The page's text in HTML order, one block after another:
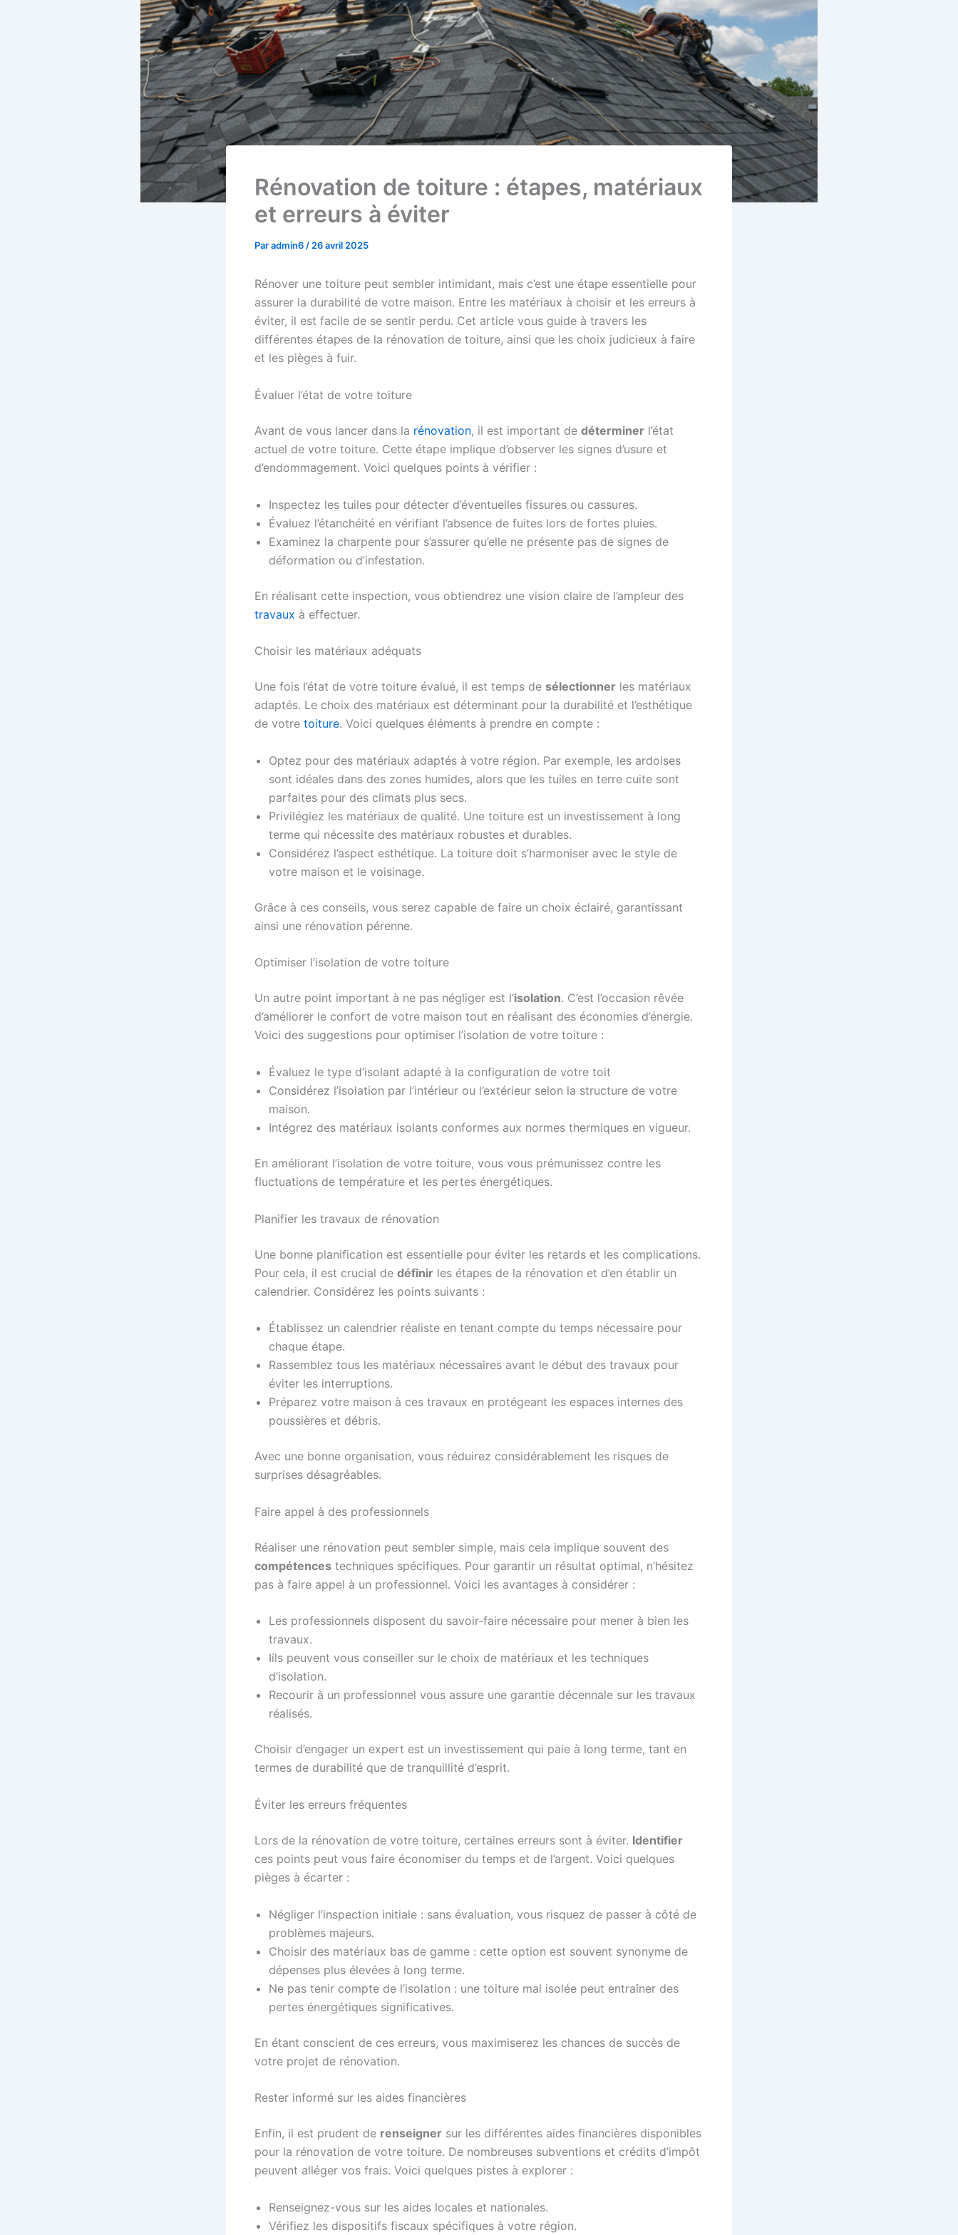
Rénovation de toiture : étapes, matériaux
et erreurs à éviter
Paradmin6/26 avril 2025
Rénover une toiture peut sembler intimidant, mais c’est une étape essentielle pour
assurer la durabilité de votre maison. Entre les matériaux à choisir et les erreurs à
éviter, il est facile de se sentir perdu. Cet article vous guide à travers les
différentes étapes de la rénovation de toiture, ainsi que les choix judicieux à faire
et les pièges à fuir.
Évaluer l’état de votre toiture
Avant de vous lancer dans la rénovation, il est important de déterminer l’état
actuel de votre toiture. Cette étape implique d’observer les signes d’usure et
d’endommagement. Voici quelques points à vérifier :
Inspectez les tuiles pour détecter d’éventuelles fissures ou cassures.
Évaluez l’étanchéité en vérifiant l’absence de fuites lors de fortes pluies.
Examinez la charpente pour s’assurer qu’elle ne présente pas de signes de
déformation ou d’infestation.
En réalisant cette inspection, vous obtiendrez une vision claire de l’ampleur des
travaux à effectuer.
Choisir les matériaux adéquats
Une fois l’état de votre toiture évalué, il est temps de sélectionner les matériaux
adaptés. Le choix des matériaux est déterminant pour la durabilité et l’esthétique
de votre toiture. Voici quelques éléments à prendre en compte :
Optez pour des matériaux adaptés à votre région. Par exemple, les ardoises
sont idéales dans des zones humides, alors que les tuiles en terre cuite sont
parfaites pour des climats plus secs.
Privilégiez les matériaux de qualité. Une toiture est un investissement à long
terme qui nécessite des matériaux robustes et durables.
Considérez l’aspect esthétique. La toiture doit s’harmoniser avec le style de
votre maison et le voisinage.
Grâce à ces conseils, vous serez capable de faire un choix éclairé, garantissant
ainsi une rénovation pérenne.
Optimiser l’isolation de votre toiture
Un autre point important à ne pas négliger est l’isolation. C’est l’occasion rêvée
d’améliorer le confort de votre maison tout en réalisant des économies d’énergie.
Voici des suggestions pour optimiser l’isolation de votre toiture :
Évaluez le type d’isolant adapté à la configuration de votre toit
Considérez l’isolation par l’intérieur ou l’extérieur selon la structure de votre
maison.
Intégrez des matériaux isolants conformes aux normes thermiques en vigueur.
En améliorant l’isolation de votre toiture, vous vous prémunissez contre les
fluctuations de température et les pertes énergétiques.
Planifier les travaux de rénovation
Une bonne planification est essentielle pour éviter les retards et les complications.
Pour cela, il est crucial de définir les étapes de la rénovation et d’en établir un
calendrier. Considérez les points suivants :
Établissez un calendrier réaliste en tenant compte du temps nécessaire pour
chaque étape.
Rassemblez tous les matériaux nécessaires avant le début des travaux pour
éviter les interruptions.
Préparez votre maison à ces travaux en protégeant les espaces internes des
poussières et débris.
Avec une bonne organisation, vous réduirez considérablement les risques de
surprises désagréables.
Faire appel à des professionnels
Réaliser une rénovation peut sembler simple, mais cela implique souvent des
compétences techniques spécifiques. Pour garantir un résultat optimal, n’hésitez
pas à faire appel à un professionnel. Voici les avantages à considérer :
Les professionnels disposent du savoir-faire nécessaire pour mener à bien les
travaux.
Iils peuvent vous conseiller sur le choix de matériaux et les techniques
d’isolation.
Recourir à un professionnel vous assure une garantie décennale sur les travaux
réalisés.
Choisir d’engager un expert est un investissement qui paie à long terme, tant en
termes de durabilité que de tranquillité d’esprit.
Éviter les erreurs fréquentes
Lors de la rénovation de votre toiture, certaines erreurs sont à éviter. Identifier
ces points peut vous faire économiser du temps et de l’argent. Voici quelques
pièges à écarter :
Négliger l’inspection initiale : sans évaluation, vous risquez de passer à côté de
problèmes majeurs.
Choisir des matériaux bas de gamme : cette option est souvent synonyme de
dépenses plus élevées à long terme.
Ne pas tenir compte de l’isolation : une toiture mal isolée peut entraîner des
pertes énergétiques significatives.
En étant conscient de ces erreurs, vous maximiserez les chances de succès de
votre projet de rénovation.
Rester informé sur les aides financières
Enfin, il est prudent de renseigner sur les différentes aides financières disponibles
pour la rénovation de votre toiture. De nombreuses subventions et crédits d’impôt
peuvent alléger vos frais. Voici quelques pistes à explorer :
Renseignez-vous sur les aides locales et nationales.
Vérifiez les dispositifs fiscaux spécifiques à votre région.